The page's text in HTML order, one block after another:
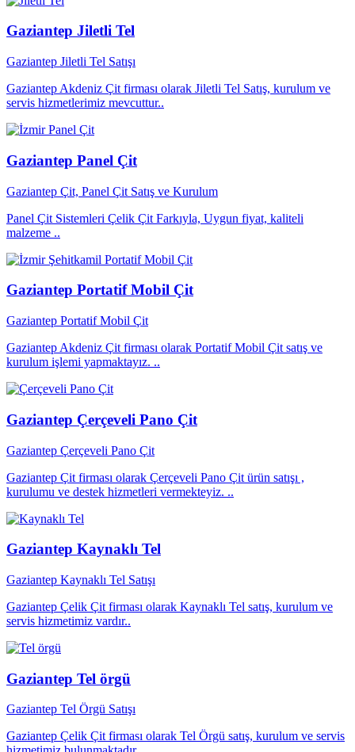
Gaziantep Jiletli Tel
Gaziantep Jiletli Tel Satışı
Gaziantep Akdeniz Çit firması olarak Jiletli Tel Satış, kurulum ve
servis hizmetlerimiz mevcuttur..
Gaziantep Panel Çit
Gaziantep Çit, Panel Çit Satış ve Kurulum
Panel Çit Sistemleri Çelik Çit Farkıyla, Uygun fiyat, kaliteli
malzeme ..
Gaziantep Portatif Mobil Çit
Gaziantep Portatif Mobil Çit
Gaziantep Akdeniz Çit firması olarak Portatif Mobil Çit satış ve
kurulum işlemi yapmaktayız. ..
Gaziantep Çerçeveli Pano Çit
Gaziantep Çerçeveli Pano Çit
Gaziantep Çit firması olarak Çerçeveli Pano Çit ürün satışı ,
kurulumu ve destek hizmetleri vermekteyiz. ..
Gaziantep Kaynaklı Tel
Gaziantep Kaynaklı Tel Satışı
Gaziantep Çelik Çit firması olarak Kaynaklı Tel satış, kurulum ve
servis hizmetimiz vardır..
Gaziantep Tel örgü
Gaziantep Tel Örgü Satışı
Gaziantep Çelik Çit firması olarak Tel Örgü satış, kurulum ve servis